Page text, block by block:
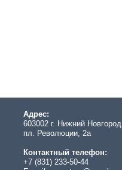
Адрес:
603002 г. Нижний Новгород
пл. Революции, 2а
Контактный телефон:
+7 (831) 233-50-44